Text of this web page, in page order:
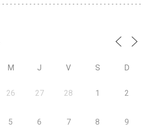
M J V S D
26 27 28 1 2
5 6 7 8 9